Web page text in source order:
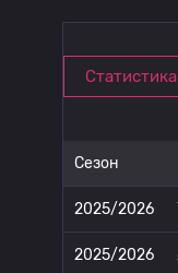
Статистика
Сезон
2025/2026
2025/2026